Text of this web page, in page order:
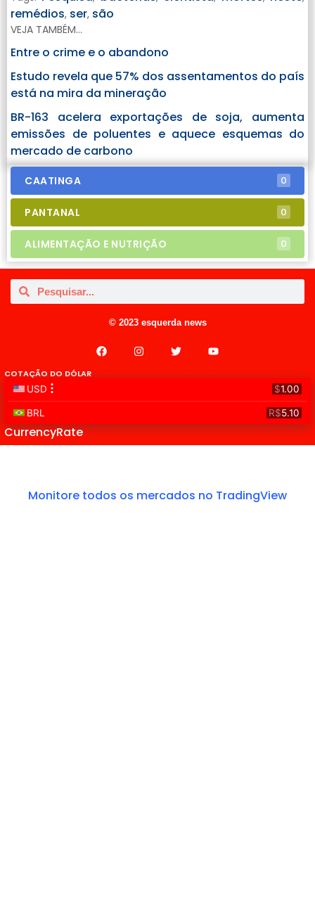
remédios, ser, são
VEJA TAMBÉM...
Entre o crime e o abandono
Estudo revela que 57% dos assentamentos do país
está na mira da mineração
BR-163 acelera exportações de soja, aumenta
emissões de poluentes e aquece esquemas do
mercado de carbono
CAATINGA 0
PANTANAL 0
ALIMENTAÇÃO E NUTRIÇÃO 0
© 2023 esquerda news
COTAÇÃO DO DÓLAR
CurrencyRate
Monitore todos os mercados no TradingView